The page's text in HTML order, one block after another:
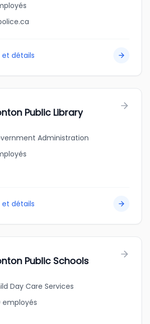
et détails
Public Library
Administration
et détails
Public Schools
Day Care Services
employés